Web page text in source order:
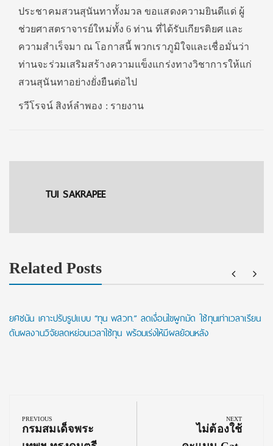
ประชาคมสวนสุนันทาทั้งมวล ขอแสดงความยินดีแด่ ผู้
ช่วยศาสตราจารย์ใหม่ทั้ง 6 ท่าน ที่ได้รับเกียรติยศ และ
ความสำเร็จมา ณ โอกาสนี้ พวกเราภูมิใจและเชื่อมั่นว่า
ท่านจะร่วมเสริมสร้างความแข็งแกร่งทางวิชาการให้แก่
สวนสุนันทาอย่างยั่งยืนต่อไป
รวีโรจน์ สิงห์ลำพอง : รายงาน
TUI SAKRAPEE
Related Posts
ยศชนัน เคาะปรับรูปแบบ “ทุน พสวท.” ลดเงื่อนไขผูกมัด ใช้ทุนเท่าเวลาเรียน
ดันผลงานวิจัยลดหย่อนเวลาใช้ทุน พร้อมเร่งให้มีผลย้อนหลัง
navigation
PREVIOUS
Previous
กรมสมเด็จพระ
NEXT
Next
ไม่ต้องใช้